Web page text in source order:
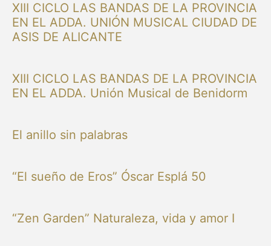
XIII CICLO LAS BANDAS DE LA PROVINCIA
EN EL ADDA. UNIÓN MUSICAL CIUDAD DE
ASIS DE ALICANTE
XIII CICLO LAS BANDAS DE LA PROVINCIA
EN EL ADDA. Unión Musical de Benidorm
El anillo sin palabras
“El sueño de Eros” Óscar Esplá 50
“Zen Garden” Naturaleza, vida y amor I